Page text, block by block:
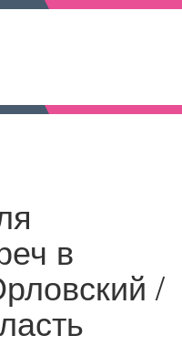
в
/